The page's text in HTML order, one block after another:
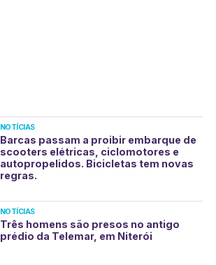
NOTÍCIAS
Barcas passam a proibir embarque de
scooters elétricas, ciclomotores e
autopropelidos. Bicicletas tem novas
regras.
NOTÍCIAS
Três homens são presos no antigo
prédio da Telemar, em Niterói